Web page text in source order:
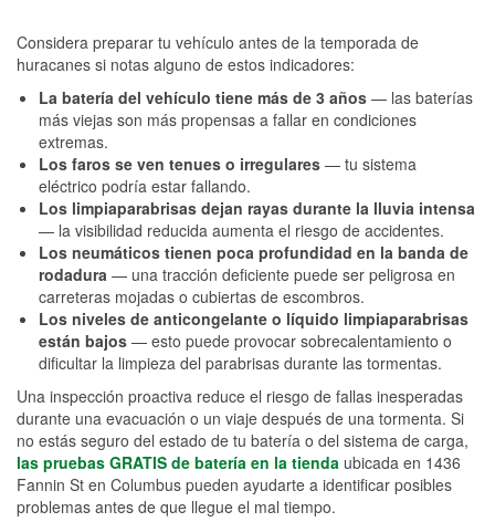
Considera preparar tu vehículo antes de la temporada de
huracanes si notas alguno de estos indicadores:
La batería del vehículo tiene más de 3 años — las baterías
más viejas son más propensas a fallar en condiciones
extremas.
Los faros se ven tenues o irregulares — tu sistema
eléctrico podría estar fallando.
Los limpiaparabrisas dejan rayas durante la lluvia intensa
— la visibilidad reducida aumenta el riesgo de accidentes.
Los neumáticos tienen poca profundidad en la banda de
rodadura — una tracción deficiente puede ser peligrosa en
carreteras mojadas o cubiertas de escombros.
Los niveles de anticongelante o líquido limpiaparabrisas
están bajos — esto puede provocar sobrecalentamiento o
dificultar la limpieza del parabrisas durante las tormentas.
Una inspección proactiva reduce el riesgo de fallas inesperadas
durante una evacuación o un viaje después de una tormenta. Si
no estás seguro del estado de tu batería o del sistema de carga,
las pruebas GRATIS de batería en la tienda ubicada en 1436
Fannin St en Columbus pueden ayudarte a identificar posibles
problemas antes de que llegue el mal tiempo.